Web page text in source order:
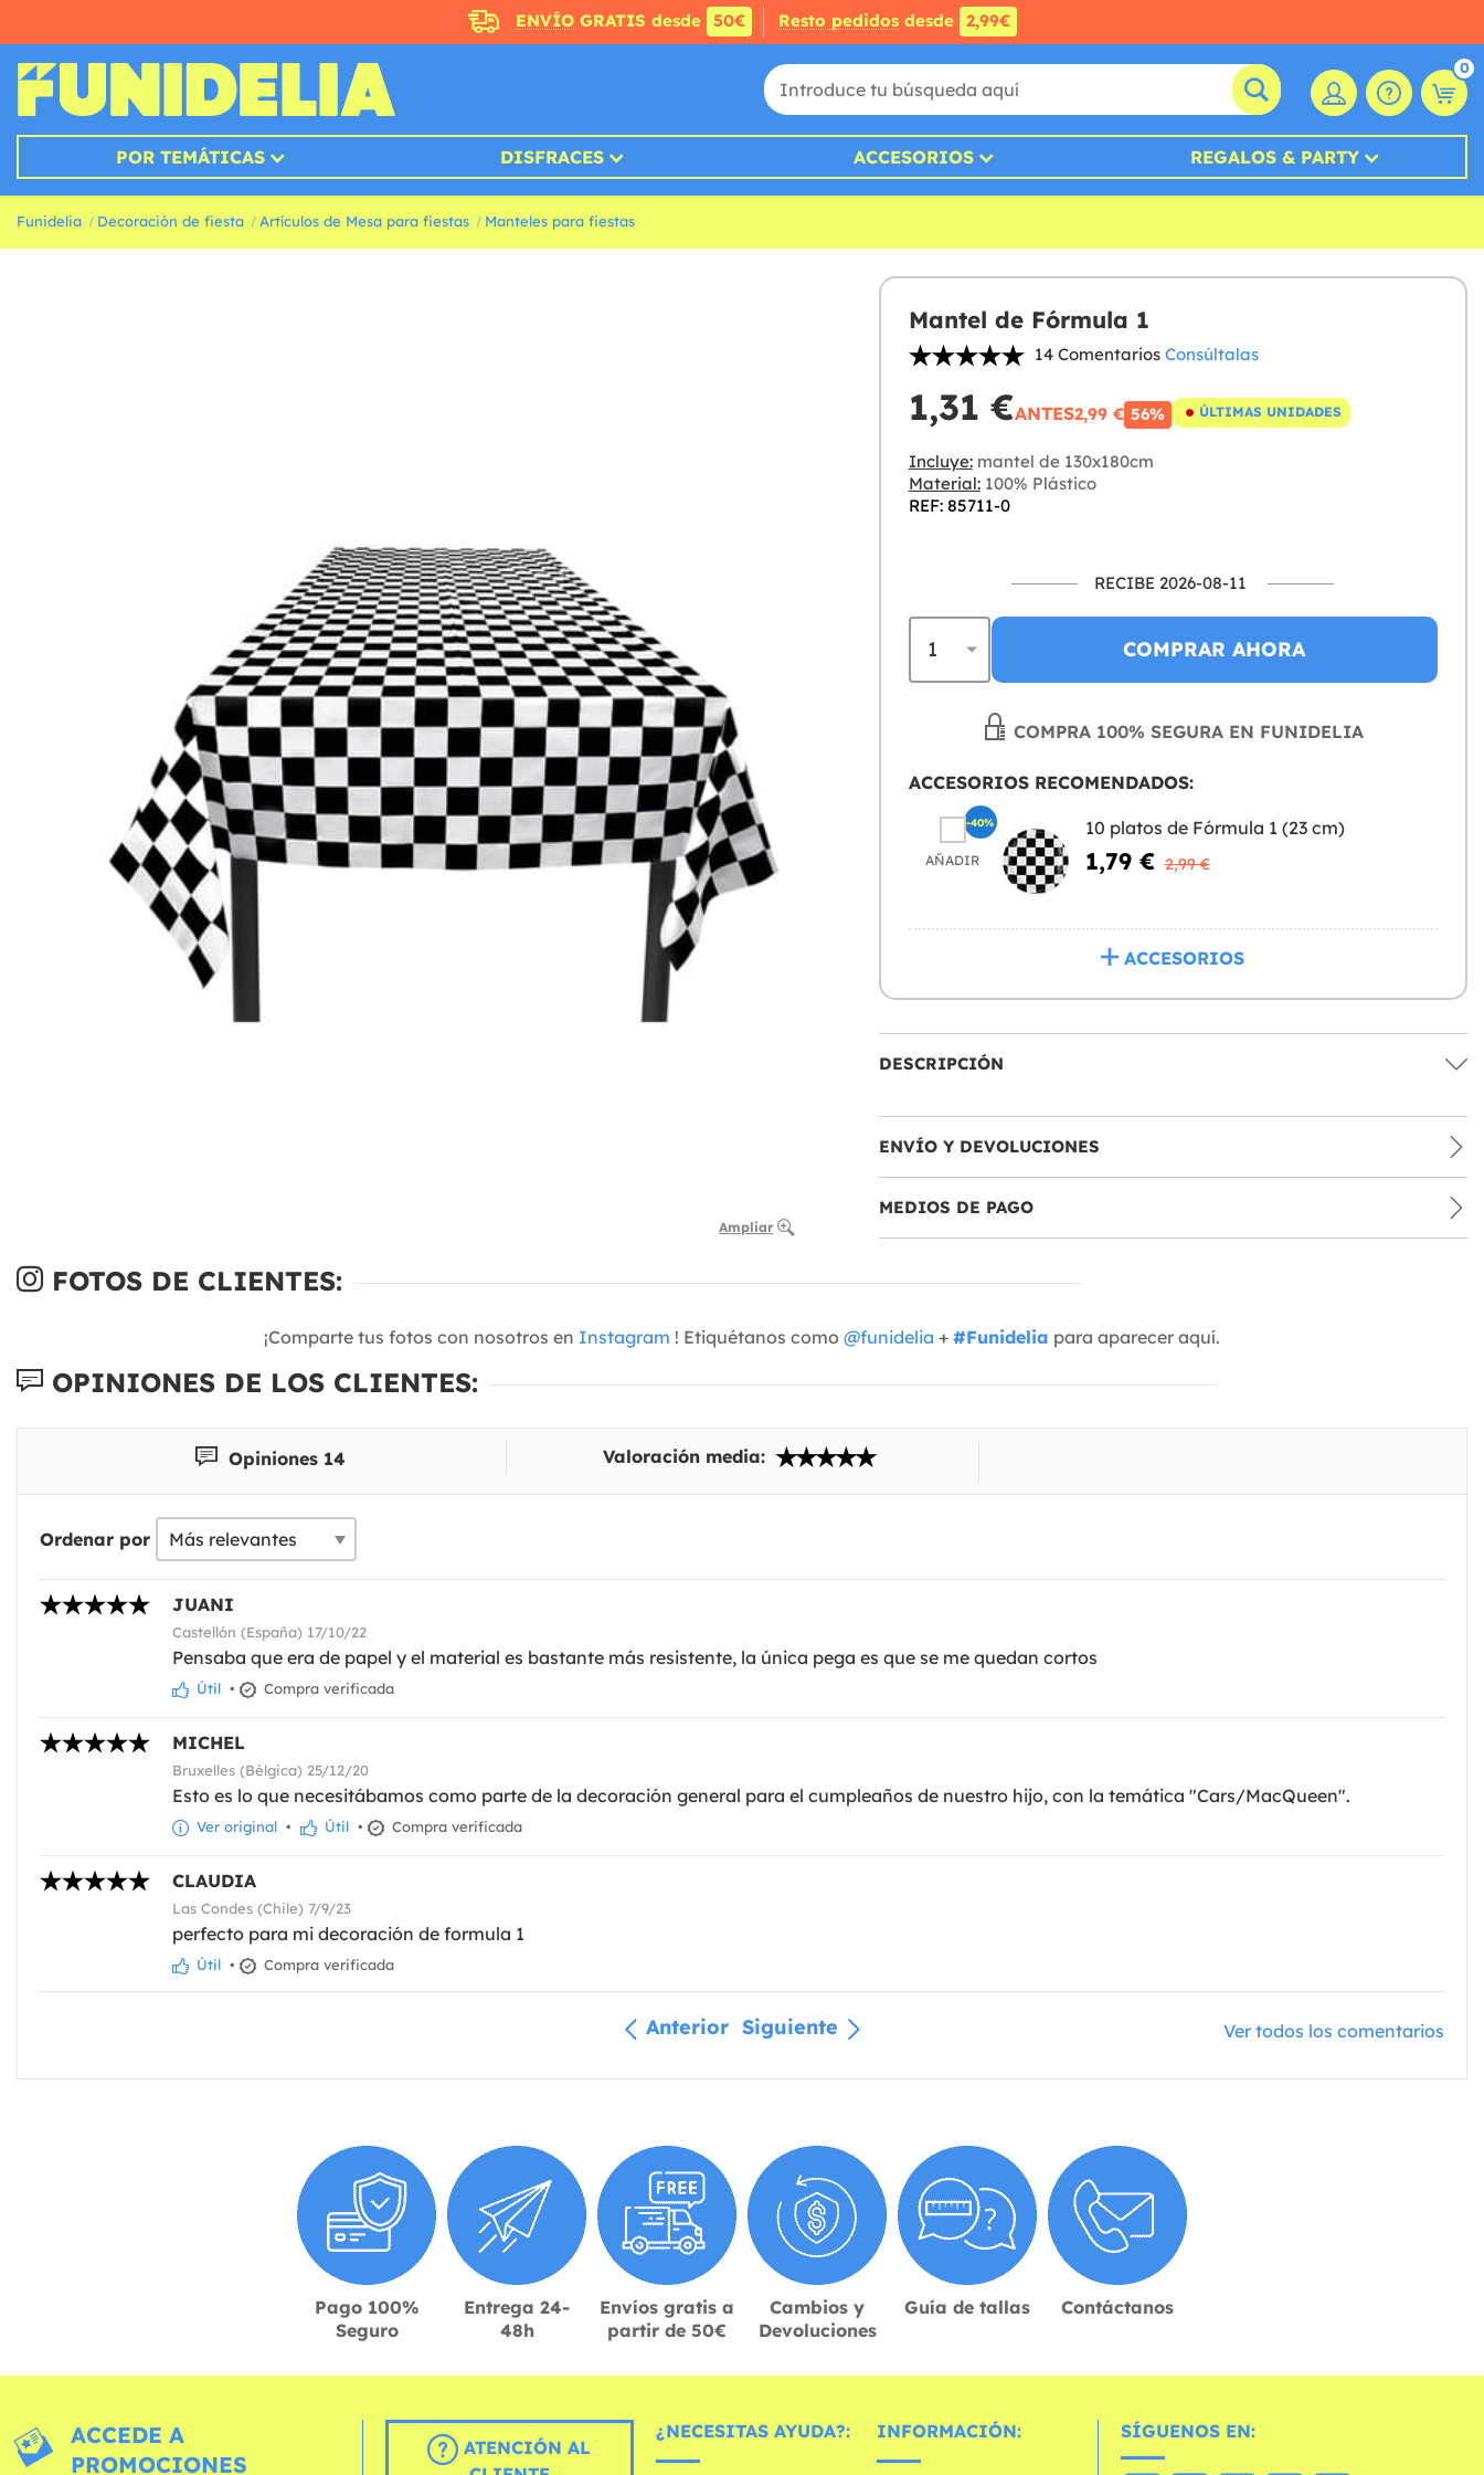
ENVÍOGRATIS desde 50€ Resto pedidosdesde 2,99€
0
POR TEMÁTICAS DISFRACES ACCESORIOS REGALOS & PARTY
Funidelia Decoración de fiesta Artículos de Mesa para fiestas Manteles para fiestas
Ampliar
Mantel de Fórmula 1
14 Comentarios Consúltalas
1,31 €ANTES2,99 € 56% ÚLTIMAS UNIDADES
Incluye:mantel de 130x180cm
Material:100% Plástico
REF: 85711-0
RECIBE 2026-08-11
COMPRAR AHORA
COMPRA 100% SEGURA EN FUNIDELIA
ACCESORIOS RECOMENDADOS:
AÑADIR
10 platos de Fórmula 1 (23 cm)
1,79 € 2,99 €
-40%
ACCESORIOS
DESCRIPCIÓN
ENVÍO Y DEVOLUCIONES
MEDIOS DE PAGO
FOTOS DE CLIENTES:
¡Comparte tus fotos con nosotros en Instagram ! Etiquétanos como @funidelia + #Funidelia para aparecer aquí.
OPINIONES DE LOS CLIENTES:
Opiniones 14 Valoración media:
Ordenar por
JUANI
Castellón (España) 17/10/22
Pensaba que era de papel y el material es bastante más resistente, la única pega es que se me quedan cortos
Útil • Compra verificada
MICHEL
Bruxelles (Bélgica) 25/12/20
Esto es lo que necesitábamos como parte de la decoración general para el cumpleaños de nuestro hijo, con la temática "Cars/MacQueen".
Ver original • Útil • Compra verificada
CLAUDIA
Las Condes (Chile) 7/9/23
perfecto para mi decoración de formula 1
Útil • Compra verificada
Anterior Siguiente Ver todos los comentarios
Pago 100%
Seguro
Entrega 24-
48h
Envíos gratis a
partir de 50€
Cambios y
Devoluciones
Guía de tallas Contáctanos
ACCEDE A
PROMOCIONES
ATENCIÓN AL
¿NECESITAS AYUDA?: INFORMACIÓN: SÍGUENOS EN: